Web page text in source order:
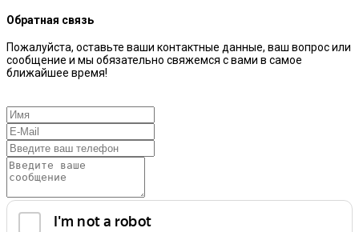
Обратная связь
Пожалуйста, оставьте ваши контактные данные, ваш вопрос или
сообщение и мы обязательно свяжемся с вами в самое
ближайшее время!